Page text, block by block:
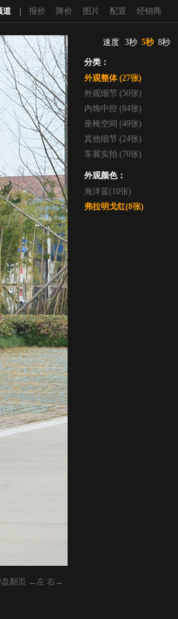
道 报价 降价 图片 配置 经销商
盘翻页 ←左 右→
速度 3秒 5秒 8秒
分类：
外观整体 (27张)
外观细节 (50张)
内饰中控 (84张)
座椅空间 (49张)
其他细节 (24张)
车展实拍 (70张)
外观颜色：
海洋蓝(10张)
弗拉明戈红(8张)